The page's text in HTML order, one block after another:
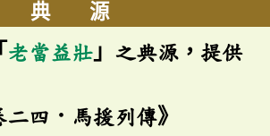
典 源
老當益壯 」之典源，提供
二四．馬援列傳》